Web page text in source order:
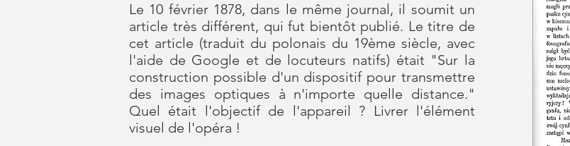
Le 10 février 1878, dans le même journal, il soumit un
article très différent, qui fut bientôt publié. Le titre de
cet article (traduit du polonais du 19ème siècle, avec
l'aide de Google et de locuteurs natifs) était "Sur la
construction possible d'un dispositif pour transmettre
des images optiques à n'importe quelle distance."
Quel était l'objectif de l'appareil ? Livrer l'élément
visuel de l'opéra !